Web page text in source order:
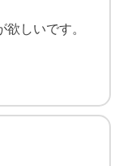
しいです。